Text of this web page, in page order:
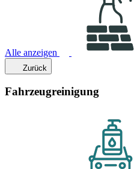
Alle anzeigen
Zurück
Fahrzeugreinigung